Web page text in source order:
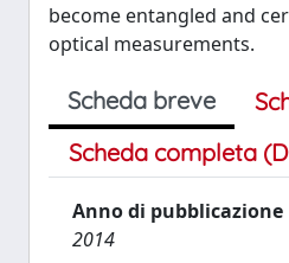
become entangled and
optical measurements.
Scheda breve
Scheda completa
Anno di pubblicazione
2014